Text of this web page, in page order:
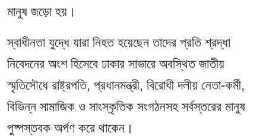
মানুষ জড়ো হয়।
স্বাধীনতা যুদ্ধে যারা নিহত হয়েছেন তাদের প্রতি শ্রদ্ধা
নিবেদনের অংশ হিসেবে ঢাকার সাভারে অবস্থিত জাতীয়
স্মৃতিসৌধে রাষ্ট্রপতি, প্রধানমন্ত্রী, বিরোধী দলীয় নেতা-কর্মী,
বিভিন্ন সামাজিক ও সাংস্কৃতিক সংগঠনসহ সর্বস্তরের মানুষ
পুষ্পস্তবক অর্পণ করে থাকেন।